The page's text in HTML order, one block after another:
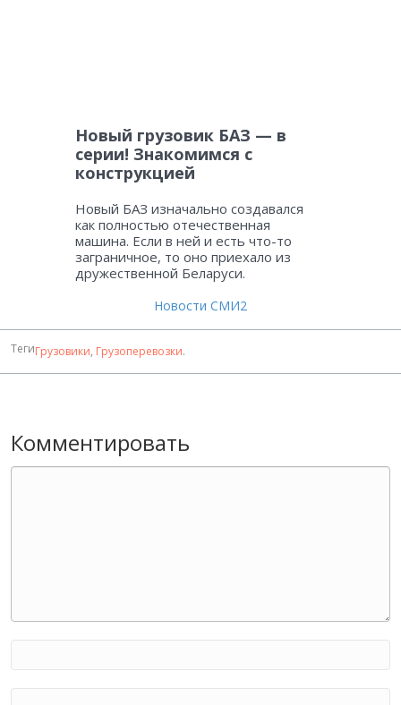
Новый грузовик БАЗ — в
серии! Знакомимся с
конструкцией
Новый БАЗ изначально создавался
как полностью отечественная
машина. Если в ней и есть что-то
заграничное, то оно приехало из
дружественной Беларуси.
Новости СМИ2
ТегиГрузовики, Грузоперевозки.
Комментировать